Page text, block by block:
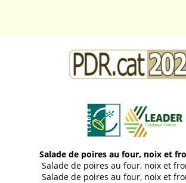
Salade de poires au four, noix et
Salade de poires au four, noix et
Salade de poires au four, noix et